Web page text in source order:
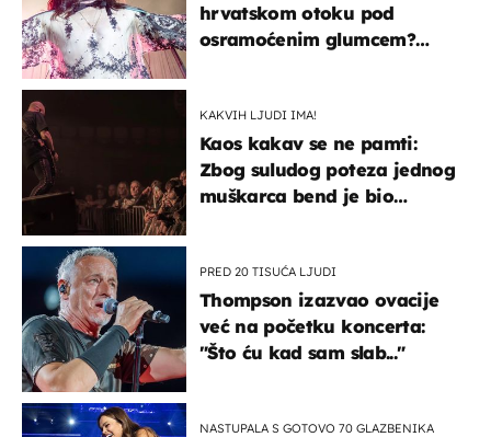
hrvatskom otoku pod
osramoćenim glumcem?
KAKVIH LJUDI IMA!
Kaos kakav se ne pamti:
Zbog suludog poteza jednog
muškarca bend je bio
PRED 20 TISUĆA LJUDI
Thompson izazvao ovacije
već na početku koncerta:
"Što ću kad sam slab..."
NASTUPALA S GOTOVO 70 GLAZBENIKA